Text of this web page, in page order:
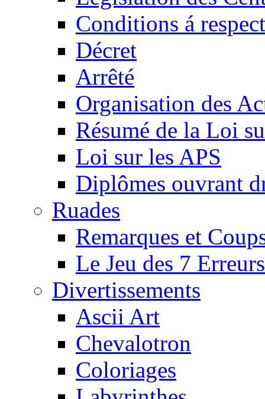
Conditions á
Décret
Arrêté
Organisation des
Résumé de la Loi
Loi sur les APS
Diplômes ouvrant
Ruades
Remarques et
Le Jeu des 7 Erreurs
Divertissements
Ascii Art
Chevalotron
Coloriages